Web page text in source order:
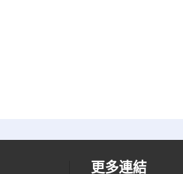
更多連結